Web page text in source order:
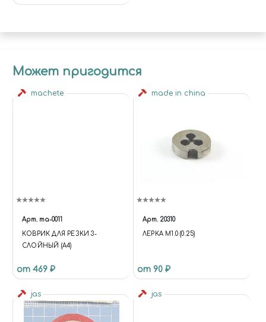
Может пригодится
machete
Арт. ma-0011
КОВРИК ДЛЯ РЕЗКИ 3-
СЛОЙНЫЙ (A4)
от 469 ₽
made in china
Арт. 20310
ЛЕРКА М1.0 (0.25)
от 90 ₽
jas jas